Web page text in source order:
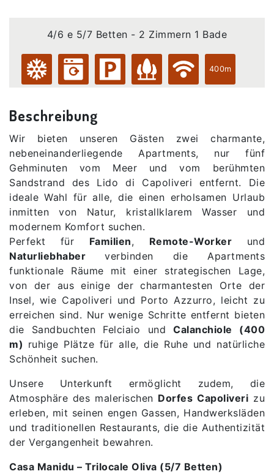
4/6 e 5/7 Betten - 2 Zimmern 1 Bade
400m
Beschreibung
Wir bieten unseren Gästen zwei charmante,
nebeneinanderliegende Apartments, nur fünf
Gehminuten vom Meer und vom berühmten
Sandstrand des Lido di Capoliveri entfernt. Die
ideale Wahl für alle, die einen erholsamen Urlaub
inmitten von Natur, kristallklarem Wasser und
modernem Komfort suchen.
Perfekt für Familien, Remote-Worker und
Naturliebhaber verbinden die Apartments
funktionale Räume mit einer strategischen Lage,
von der aus einige der charmantesten Orte der
Insel, wie Capoliveri und Porto Azzurro, leicht zu
erreichen sind. Nur wenige Schritte entfernt bieten
die Sandbuchten Felciaio undCalanchiole (400
m) ruhige Plätze für alle, die Ruhe und natürliche
Schönheit suchen.
Unsere Unterkunft ermöglicht zudem, die
Atmosphäre des malerischen Dorfes Capoliveri zu
erleben, mit seinen engen Gassen, Handwerksläden
und traditionellen Restaurants, die die Authentizität
der Vergangenheit bewahren.
Casa Manidu – Trilocale Oliva (5/7 Betten)